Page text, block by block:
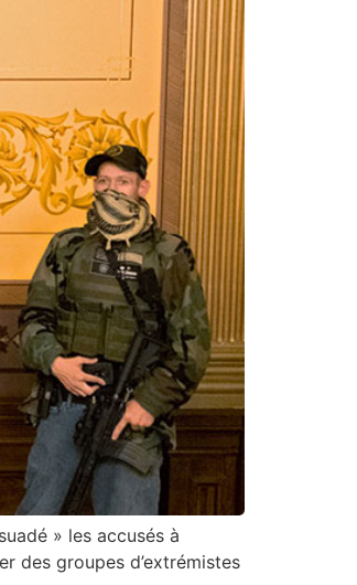
» les accusés à
des groupes d’extrémistes